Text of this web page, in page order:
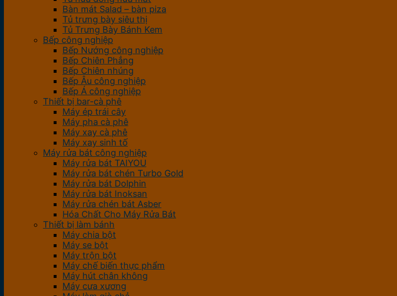
Bàn mát Salad – bàn piza
Tủ trưng bày siêu thị
Tủ Trưng Bày Bánh Kem
Bếp công nghiệp
Bếp Nướng công nghiệp
Bếp Chiên Phẳng
Bếp Chiên nhúng
Bếp Âu công nghiệp
Bếp Á công nghiệp
Thiết bị bar-cà phê
Máy ép trái cây
Máy pha cà phê
Máy xay cà phê
Máy xay sinh tố
Máy rửa bát công nghiệp
Máy rửa bát TAIYOU
Máy rửa bát chén Turbo Gold
Máy rửa bát Dolphin
Máy rửa bát Inoksan
Máy rửa chén bát Asber
Hóa Chất Cho Máy Rửa Bát
Thiết bị làm bánh
Máy chia bột
Máy se bột
Máy trộn bột
Máy chế biến thực phẩm
Máy hút chân không
Máy cưa xương